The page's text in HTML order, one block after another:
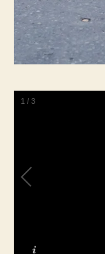
1 / 3